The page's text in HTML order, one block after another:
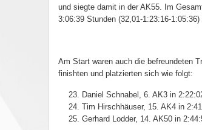
und siegte damit in der AK55. Im
3:06:39 Stunden (32,01-1:23:16-
Am Start waren auch die befreundeten
finishten und platzierten sich wie folgt:
Daniel Schnabel, 6. AK3 in
Tim Hirschhäuser, 15. AK4 in
Gerhard Lodder, 14. AK50 in